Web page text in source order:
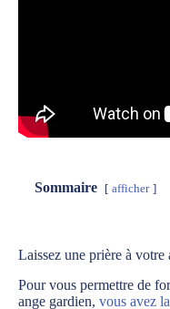
Sommaire afficher
Laissez une prière à votre
Pour vous permettre de
ange gardien, vous avez